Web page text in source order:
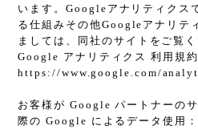
います。Googleアナリティクス
る仕組みその他Googleアナリテ
ましては、同社のサイトをご覧く
Google アナリティクス 利用規約
https://www.google.com/
お客様が Google パートナーの
際の Google によるデータ使用：